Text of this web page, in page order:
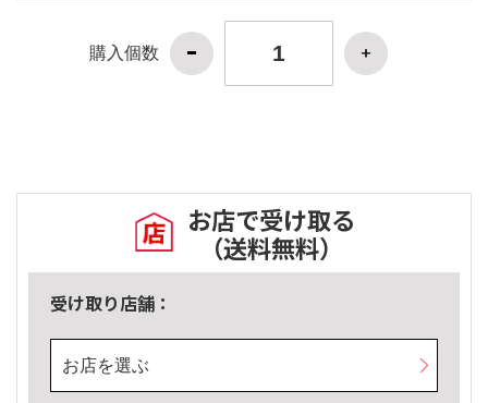
購入個数
お店で受け取る
（送料無料）
受け取り店舗：
お店を選ぶ